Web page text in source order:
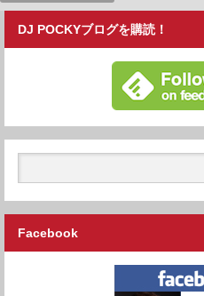
DJ POCKYブログを購読！
Facebook